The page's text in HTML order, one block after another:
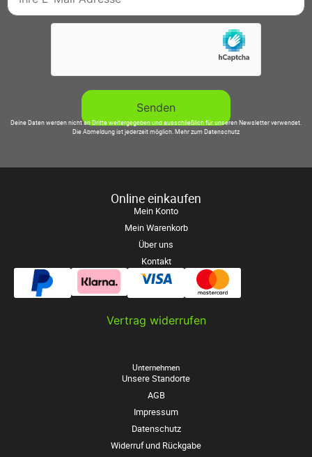
Deine Daten werden nicht an Dritte weitergegeben und ausschließlich für unseren Newsletter verwendet.
Die Abmeldung ist jederzeit möglich.Mehr zum Datenschutz
Online einkaufen
Mein Konto
Mein Warenkorb
Über uns
Kontakt
Vertrag widerrufen
Unternehmen
Unsere Standorte
AGB
Impressum
Datenschutz
Widerruf und Rückgabe